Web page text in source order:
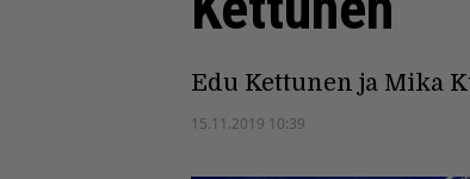
Edu Kettunen ja Mika
15.11.2019 10:39